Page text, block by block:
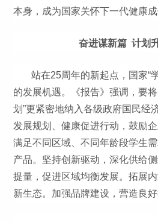
本身，成为国家关怀下一代健康成
奋进谋新篇 计划
站在25周年的新起点，国家“
的发展机遇。《报告》强调，要
划”更紧密地纳入各级政府国民经
发展规划、健康促进行动，鼓励
满足不同区域、不同年龄段学生
产品。坚持创新驱动，深化供给
提量，促进区域均衡发展。拓展
新生态。加强品牌建设，营造良好